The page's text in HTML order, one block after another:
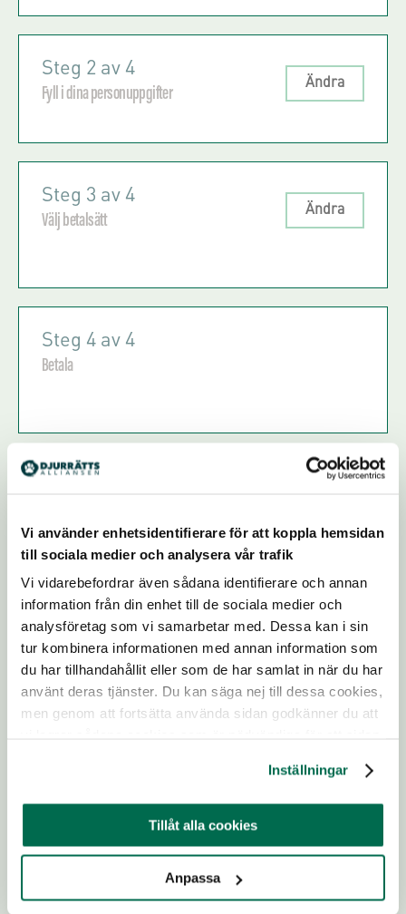
Vi använder enhetsidentifierare för att koppla hemsidan
till sociala medier och analysera vår trafik
Vi vidarebefordrar även sådana identifierare och annan
information från din enhet till de sociala medier och
analysföretag som vi samarbetar med. Dessa kan i sin
tur kombinera informationen med annan information som
du har tillhandahållit eller som de har samlat in när du har
använt deras tjänster. Du kan säga nej till dessa cookies,
men genom att fortsätta använda sidan godkänner du att
Inställningar
Tillåt alla cookies
Anpassa
Steg 2 av 4
Fyll i dina personuppgifter
Ändra
Ange personnummer (ÅÅÅÅMMDDCCCC)
Förnamn *
Ange postnummer
Ort *
Mobilnummer
Vi skickar en bekräftelse till dig.
Steg 3 av 4
Välj betalsätt
Ändra
Steg 4 av 4
Betala
Något gick fel
FÖRSÖK IGEN
Tillbaka
Din gåva gör skillnad!
Tack vare våra gåvogivare kan vi fortsätta
granska, dokumentera och avslöja svenska
samhällsförändrande kraft djuren behöver och
inspirera fler till en djurvänlig livsstil. Alla
respekteras. Nedan finner du fler sätt du kan